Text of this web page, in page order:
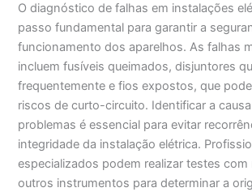
O diagnóstico de falhas em instalações
passo fundamental para garantir a
funcionamento dos aparelhos. As falhas
incluem fusíveis queimados, disjuntores
frequentemente e fios expostos, que
riscos de curto-circuito. Identificar a
problemas é essencial para evitar
integridade da instalação elétrica.
especializados podem realizar testes
outros instrumentos para determinar a